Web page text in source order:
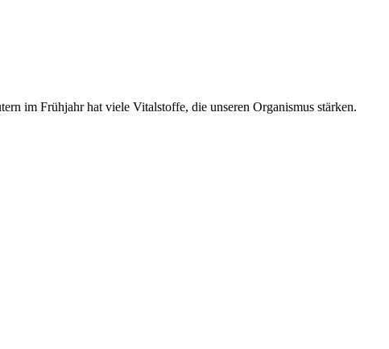
im Frühjahr hat viele Vitalstoffe, die unseren Organismus stärken.